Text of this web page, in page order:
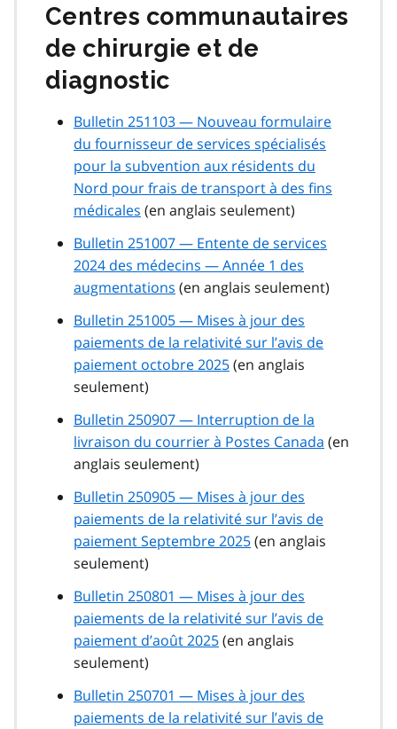
Centres communautaires
de chirurgie et de
diagnostic
Bulletin 251103 — Nouveau formulaire
du fournisseur de services spécialisés
pour la subvention aux résidents du
Nord pour frais de transport à des fins
médicales (en anglais seulement)
Bulletin 251007 — Entente de services
2024 des médecins — Année 1 des
augmentations (en anglais seulement)
Bulletin 251005 — Mises à jour des
paiements de la relativité sur l’avis de
paiement octobre 2025(en anglais
seulement)
Bulletin 250907 — Interruption de la
livraison du courrier à Postes Canada (en
anglais seulement)
Bulletin 250905 — Mises à jour des
paiements de la relativité sur l’avis de
paiement Septembre 2025(en anglais
seulement)
Bulletin 250801 — Mises à jour des
paiements de la relativité sur l’avis de
paiement d’août 2025(en anglais
seulement)
Bulletin 250701 — Mises à jour des
paiements de la relativité sur l’avis de